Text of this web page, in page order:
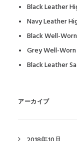
Black Leather
Navy Leather
Black Well-
Grey Well-
Black Leather
アーカイブ